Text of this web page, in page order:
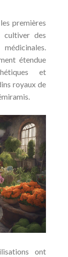
premières
cultiver des
étendue
et
royaux de
ont